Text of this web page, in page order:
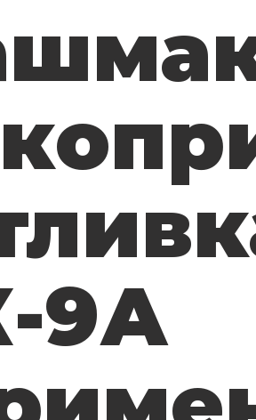
9А